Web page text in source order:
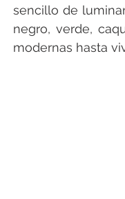
sencillo de
negro, verde,
modernas hasta